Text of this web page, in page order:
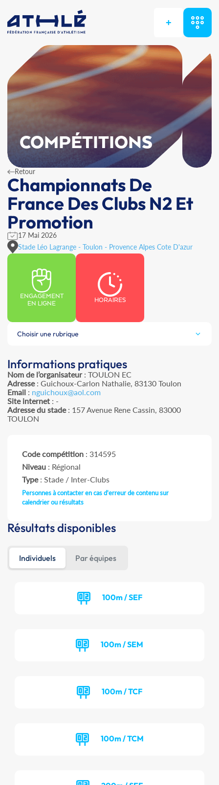
+
COMPÉTITIONS
Retour
Championnats De
France Des Clubs N2 Et
Promotion
17 Mai 2026
Stade Léo Lagrange - Toulon - Provence Alpes Cote D'azur
ENGAGEMENT
EN LIGNE
HORAIRES
Choisir une rubrique
Informations pratiques
Nom de l’organisateur: TOULON EC
Adresse: Guichoux-Carlon Nathalie, 83130 Toulon
Email : nguichoux@aol.com
Site internet : -
Adresse du stade: 157 Avenue Rene Cassin, 83000
TOULON
Code compétition : 314595
Niveau : Régional
Type: Stade / Inter-Clubs
Personnes à contacter en cas d'erreur de contenu sur
calendrier ou résultats
Résultats disponibles
Individuels Par équipes
100m / SEF
100m / SEM
100m / TCF
100m / TCM